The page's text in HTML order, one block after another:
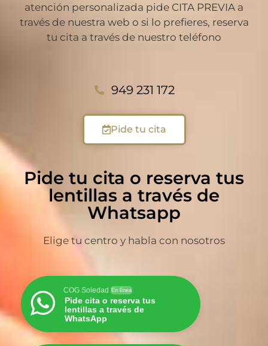
atención personalizada pide CITA PREVIA a
través de nuestra web o si lo prefieres, reserva
tu cita a través de nuestro teléfono
949 231 172
Pide tu cita
Pide tu cita o reserva tus
lentillas a través de
Whatsapp
Elige tu centro y habla con nosotros
COG Soledad En línea
Pide cita o reserva tus
lentillas a través de
WhatsApp